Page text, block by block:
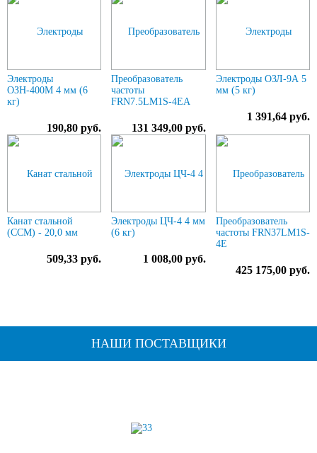
Электроды
ОЗН-400М 4 мм (6
кг)
190,80 руб.
Преобразователь
частоты
FRN7.5LM1S-4EA
131 349,00 руб.
Электроды ОЗЛ-9А 5
мм (5 кг)
1 391,64 руб.
Канат стальной
(ССМ) - 20,0 мм
509,33 руб.
Электроды ЦЧ-4 4 мм
(6 кг)
1 008,00 руб.
Преобразователь
частоты FRN37LM1S-
4E
425 175,00 руб.
НАШИ ПОСТАВЩИКИ